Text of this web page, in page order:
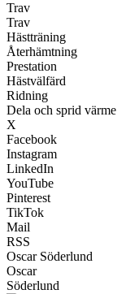
Trav
Trav
Hästträning
Återhämtning
Prestation
Hästvälfärd
Ridning
Dela och sprid värme
X
Facebook
Instagram
LinkedIn
YouTube
Pinterest
TikTok
Mail
RSS
Oscar Söderlund
Oscar
Söderlund